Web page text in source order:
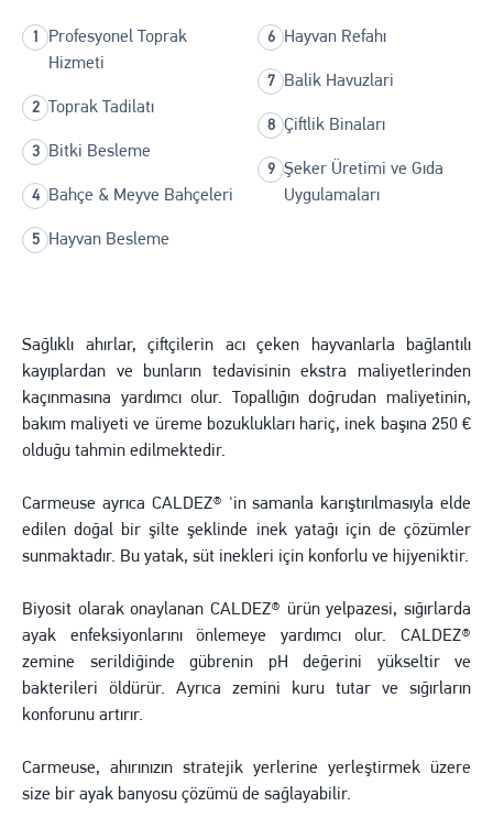
Profesyonel Toprak
Hizmeti
Toprak Tadilatı
Bitki Besleme
Bahçe & Meyve Bahçeleri
Hayvan Besleme
Hayvan Refahı
Balik Havuzlari
Çiftlik Binaları
Şeker Üretimi ve Gıda
Uygulamaları
Sağlıklı ahırlar, çiftçilerin acı çeken hayvanlarla bağlantılı
kayıplardan ve bunların tedavisinin ekstra maliyetlerinden
kaçınmasına yardımcı olur. Topallığın doğrudan maliyetinin,
bakım maliyeti ve üreme bozuklukları hariç, inek başına 250 €
olduğu tahmin edilmektedir.
Carmeuse ayrıca CALDEZ® 'in samanla karıştırılmasıyla elde
edilen doğal bir şilte şeklinde inek yatağı için de çözümler
sunmaktadır. Bu yatak, süt inekleri için konforlu ve hijyeniktir.
Biyosit olarak onaylanan CALDEZ® ürün yelpazesi, sığırlarda
ayak enfeksiyonlarını önlemeye yardımcı olur. CALDEZ®
zemine serildiğinde gübrenin pH değerini yükseltir ve
bakterileri öldürür. Ayrıca zemini kuru tutar ve sığırların
konforunu artırır.
Carmeuse, ahırınızın stratejik yerlerine yerleştirmek üzere
size bir ayak banyosu çözümü de sağlayabilir.